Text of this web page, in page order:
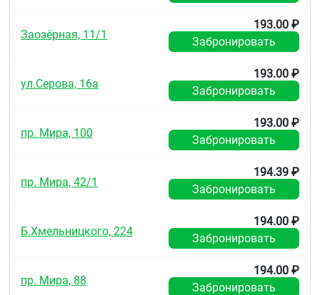
Заозёрная, 11/1
193.00 ₽
Забронировать
ул.Серова, 16а
193.00 ₽
Забронировать
пр. Мира, 100
193.00 ₽
Забронировать
пр. Мира, 42/1
194.39 ₽
Забронировать
Б.Хмельницкого, 224
194.00 ₽
Забронировать
пр. Мира, 88
194.00 ₽
Забронировать